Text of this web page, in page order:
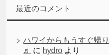
最近のコメント
ハワイからもうすぐ帰
♬
に hydro より